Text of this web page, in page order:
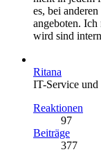
es, bei
angeboten. Ich
wird sind
Ritana
IT-Service und
Reaktionen
97
Beiträge
377